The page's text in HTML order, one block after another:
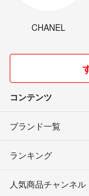
CHANEL
コンテンツ
ブランド一覧
ランキング
人気商品チャンネル